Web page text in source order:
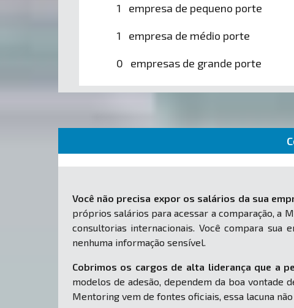
1 empresa de pequeno porte
1 empresa de médio porte
0 empresas de grande porte
Você não precisa expor os salários da sua
próprios salários para acessar a comparação, a
consultorias internacionais. Você compara sua
nenhuma informação sensível.
Cobrimos os cargos de alta liderança que a
modelos de adesão, dependem da boa
Mentoring vem de fontes oficiais, essa lacuna não